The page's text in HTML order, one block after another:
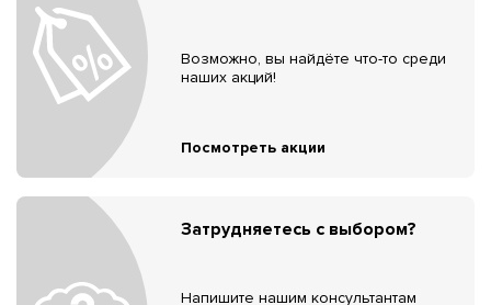
Возможно, вы найдёте что-то среди
наших акций!
Посмотреть акции
Затрудняетесь с выбором?
Напишите нашим консультантам